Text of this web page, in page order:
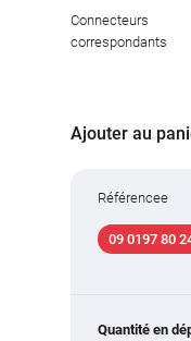
Connecteurs
correspondants
Ajouter au
Référencee
09 0197 80
Quantité en